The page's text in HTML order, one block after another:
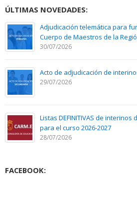
ÚLTIMAS NOVEDADES:
Adjudicación telemática para
Cuerpo de Maestros de la
30/07/2026
Acto de adjudicación de
29/07/2026
Listas DEFINITIVAS de
para el curso 2026-2027
28/07/2026
FACEBOOK: